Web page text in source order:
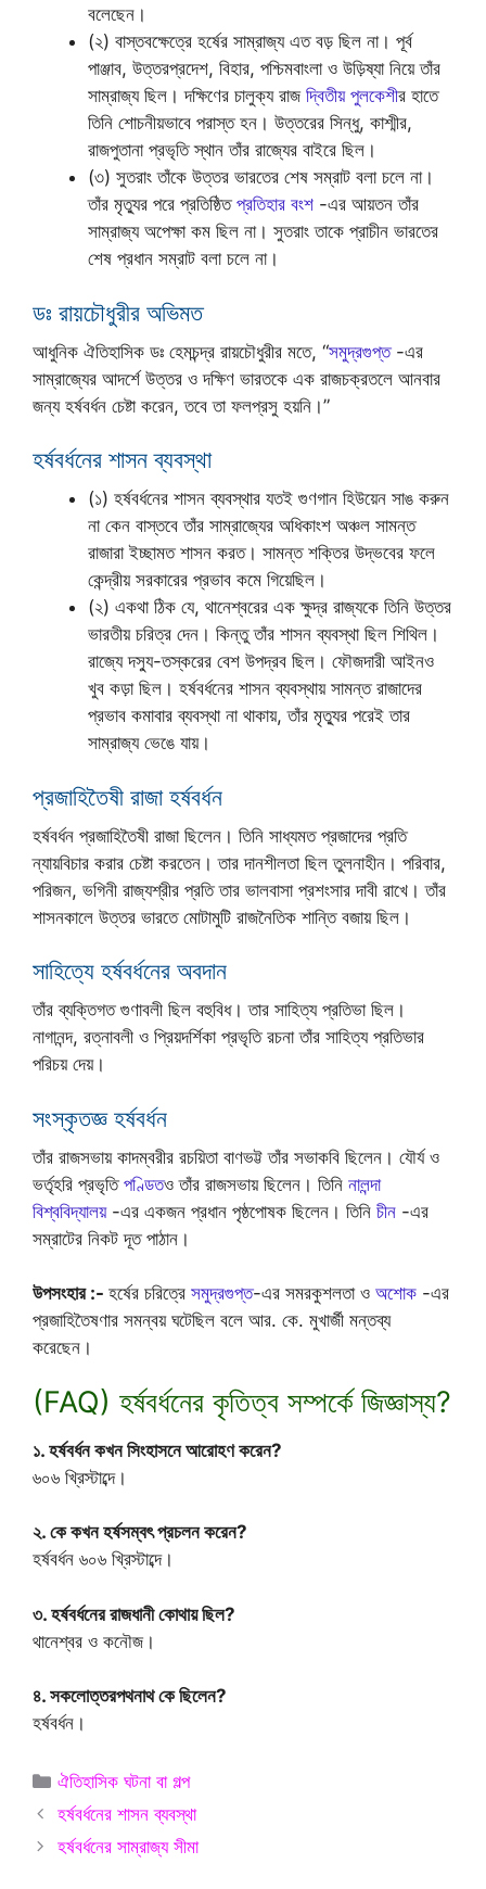
বলেছেন।
(২) বাস্তবক্ষেত্রে হর্ষের সাম্রাজ্য এত বড় ছিল না। পূর্ব
পাঞ্জাব, উত্তরপ্রদেশ, বিহার, পশ্চিমবাংলা ও উড়িষ্যা নিয়ে তাঁর
সাম্রাজ্য ছিল। দক্ষিণের চালুক্য রাজ দ্বিতীয় পুলকেশীর হাতে
তিনি শোচনীয়ভাবে পরাস্ত হন। উত্তরের সিন্ধু, কাশ্মীর,
রাজপুতানা প্রভৃতি স্থান তাঁর রাজ্যের বাইরে ছিল।
(৩) সুতরাং তাঁকে উত্তর ভারতের শেষ সম্রাট বলা চলে না।
তাঁর মৃত্যুর পরে প্রতিষ্ঠিত প্রতিহার বংশ -এর আয়তন তাঁর
সাম্রাজ্য অপেক্ষা কম ছিল না। সুতরাং তাকে প্রাচীন ভারতের
শেষ প্রধান সম্রাট বলা চলে না।
ডঃ রায়চৌধুরীর অভিমত
আধুনিক ঐতিহাসিক ডঃ হেমচন্দ্র রায়চৌধুরীর মতে, “সমুদ্রগুপ্ত-এর
সাম্রাজ্যের আদর্শে উত্তর ও দক্ষিণ ভারতকে এক রাজচক্রতলে আনবার
জন্য হর্ষবর্ধন চেষ্টা করেন, তবে তা ফলপ্রসু হয়নি।”
হর্ষবর্ধনের শাসন ব্যবস্থা
(১) হর্ষবর্ধনের শাসন ব্যবস্থার যতই গুণগান হিউয়েন সাঙ করুন
না কেন বাস্তবে তাঁর সাম্রাজ্যের অধিকাংশ অঞ্চল সামন্ত
রাজারা ইচ্ছামত শাসন করত। সামন্ত শক্তির উদ্ভবের ফলে
কেন্দ্রীয় সরকারের প্রভাব কমে গিয়েছিল।
(২) একথা ঠিক যে, থানেশ্বরের এক ক্ষুদ্র রাজ্যকে তিনি উত্তর
ভারতীয় চরিত্র দেন। কিন্তু তাঁর শাসন ব্যবস্থা ছিল শিথিল।
রাজ্যে দস্যু-তস্করের বেশ উপদ্রব ছিল। ফৌজদারী আইনও
খুব কড়া ছিল। হর্ষবর্ধনের শাসন ব্যবস্থায় সামন্ত রাজাদের
প্রভাব কমাবার ব্যবস্থা না থাকায়, তাঁর মৃত্যুর পরেই তার
সাম্রাজ্য ভেঙে যায়।
প্রজাহিতৈষী রাজা হর্ষবর্ধন
হর্ষবর্ধন প্রজাহিতৈষী রাজা ছিলেন। তিনি সাধ্যমত প্রজাদের প্রতি
ন্যায়বিচার করার চেষ্টা করতেন। তার দানশীলতা ছিল তুলনাহীন। পরিবার,
পরিজন, ভগিনী রাজ্যশ্রীর প্রতি তার ভালবাসা প্রশংসার দাবী রাখে। তাঁর
শাসনকালে উত্তর ভারতে মোটামুটি রাজনৈতিক শান্তি বজায় ছিল।
সাহিত্যে হর্ষবর্ধনের অবদান
তাঁর ব্যক্তিগত গুণাবলী ছিল বহুবিধ। তার সাহিত্য প্রতিভা ছিল।
নাগানন্দ, রত্নাবলী ও প্রিয়দর্শিকা প্রভৃতি রচনা তাঁর সাহিত্য প্রতিভার
পরিচয় দেয়।
সংস্কৃতজ্ঞ হর্ষবর্ধন
তাঁর রাজসভায় কাদম্বরীর রচয়িতা বাণভট্ট তাঁর সভাকবি ছিলেন। যৌর্য ও
ভর্তৃহরি প্রভৃতি পণ্ডিতও তাঁর রাজসভায় ছিলেন। তিনি নালন্দা
বিশ্ববিদ্যালয়-এর একজন প্রধান পৃষ্ঠপোষক ছিলেন। তিনি চীন -এর
সম্রাটের নিকট দূত পাঠান।
উপসংহার :- হর্ষের চরিত্রে সমুদ্রগুপ্ত-এর সমরকুশলতা ও অশোক -এর
প্রজাহিতৈষণার সমন্বয় ঘটেছিল বলে আর. কে. মুখার্জী মন্তব্য
করেছেন।
(FAQ) হর্ষবর্ধনের কৃতিত্ব সম্পর্কে জিজ্ঞাস্য?
১. হর্ষবর্ধন কখন সিংহাসনে আরোহণ করেন?
৬০৬ খ্রিস্টাব্দে।
২. কে কখন হর্ষসম্বৎ প্রচলন করেন?
হর্ষবর্ধন ৬০৬ খ্রিস্টাব্দে।
৩. হর্ষবর্ধনের রাজধানী কোথায় ছিল?
থানেশ্বর ও কনৌজ।
৪. সকলোত্তরপথনাথ কে ছিলেন?
হর্ষবর্ধন।
Categories
ঐতিহাসিক ঘটনা বা গল্প
হর্ষবর্ধনের শাসন ব্যবস্থা
হর্ষবর্ধনের সাম্রাজ্য সীমা